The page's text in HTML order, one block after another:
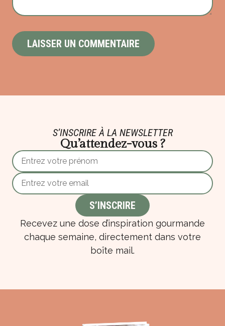
S’INSCRIRE À LA NEWSLETTER
Qu’attendez-vous ?
Recevez une dose d’inspiration gourmande
chaque semaine, directement dans votre
boîte mail.